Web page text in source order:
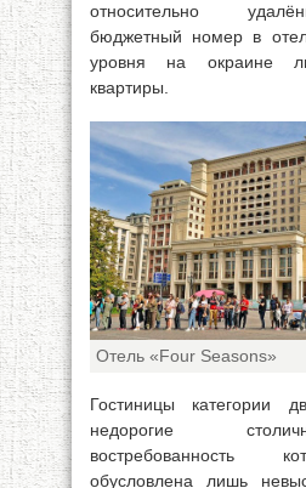
относительно
бюджетный номер в
уровня на окраине
квартиры.
Отель «Four Seasons»
Гостиницы категории
недорогие
востребованность
обусловлена лишь